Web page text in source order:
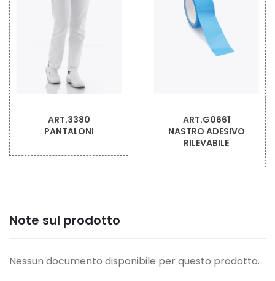
ART.3380
PANTALONI
ART.G0661
NASTRO ADESIVO
RILEVABILE
Note sul prodotto
Nessun documento disponibile per questo prodotto.